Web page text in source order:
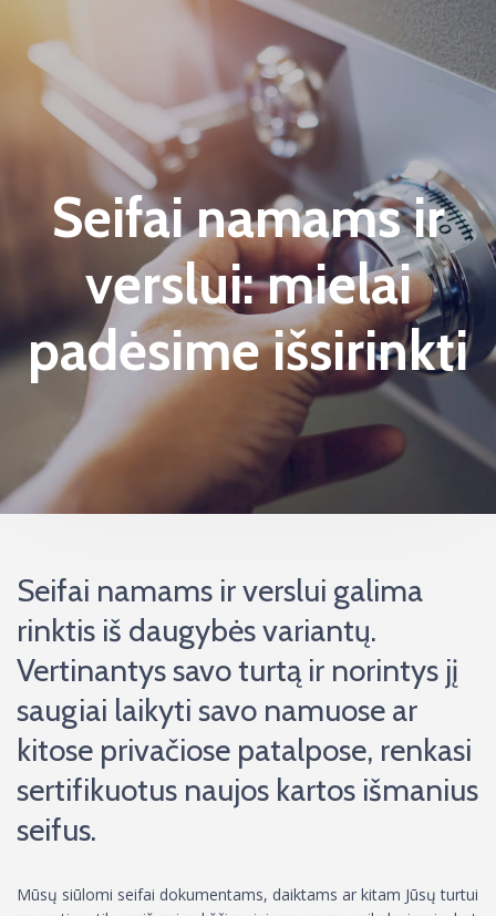
Seifai namams ir
verslui: mielai
padėsime išsirinkti
Seifai namams ir verslui galima
rinktis iš daugybės variantų.
Vertinantys savo turtą ir norintys jį
saugiai laikyti savo namuose ar
kitose privačiose patalpose, renkasi
sertifikuotus naujos kartos išmanius
seifus.
Mūsų siūlomi seifai dokumentams, daiktams ar kitam Jūsų turtui